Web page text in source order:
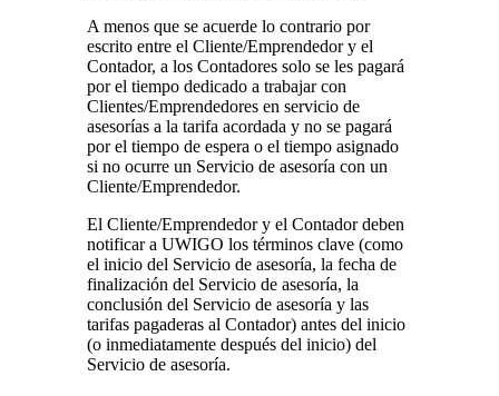
A menos que se acuerde lo contrario por
escrito entre el Cliente/Emprendedor y el
Contador, a los Contadores solo se les pagará
por el tiempo dedicado a trabajar con
Clientes/Emprendedores en servicio de
asesorías a la tarifa acordada y no se pagará
por el tiempo de espera o el tiempo asignado
si no ocurre un Servicio de asesoría con un
Cliente/Emprendedor.
El Cliente/Emprendedor y el Contador deben
notificar a UWIGO los términos clave (como
el inicio del Servicio de asesoría, la fecha de
finalización del Servicio de asesoría, la
conclusión del Servicio de asesoría y las
tarifas pagaderas al Contador) antes del inicio
(o inmediatamente después del inicio) del
Servicio de asesoría.